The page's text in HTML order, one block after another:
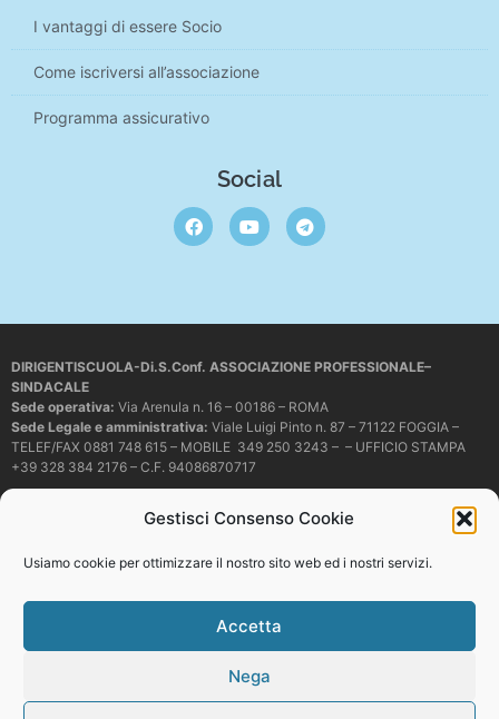
Gestisci Consenso Cookie
Usiamo cookie per ottimizzare il nostro sito web ed i nostri servizi.
Accetta
Nega
I vantaggi di essere Socio
Come iscriversi all’associazione
Programma assicurativo
Social
DIRIGENTISCUOLA-Di.S.Conf. ASSOCIAZIONE PROFESSIONALE–
SINDACALE
Sede operativa: Via Arenula n. 16 – 00186 – ROMA
Sede Legale e amministrativa: Viale Luigi Pinto n. 87 – 71122 FOGGIA –
TELEF/FAX 0881 748 615 – MOBILE 349 250 3243 – – UFFICIO STAMPA
+39 328 384 2176 – C.F. 94086870717
dirigentiscuola@pec.it
copiare o riprodurre in alcun modo i contenuti presenti in questo sito se non